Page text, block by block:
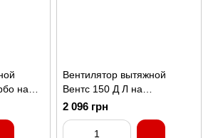
на
Вентилятор вытяжной
Вентс 150 Д Л на
подшипниках
2 096 грн